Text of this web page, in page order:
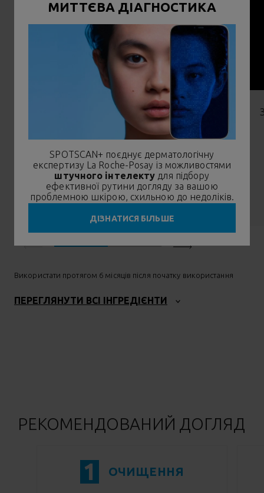
МИТТЄВА ДІАГНОСТИКА
SPOTSCAN+ поєднує дерматологічну
експертизу La Roche-Posay із можливостями
штучного інтелекту для підбору
ефективної рутини догляду за вашою
проблемною шкірою, схильною до недоліків.
ДІЗНАТИСЯ БІЛЬШЕ
ГЛІЦЕРИН
Забезпечують високу ефективність та
оптимальну переносимість
Використати протягом 6 місяців після початку використання
ПЕРЕГЛЯНУТИ ВСІ ІНГРЕДІЄНТИ
РЕКОМЕНДОВАНИЙ ДОГЛЯД
1 ОЧИЩЕННЯ